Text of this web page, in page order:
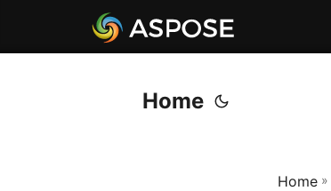
Home
Home »